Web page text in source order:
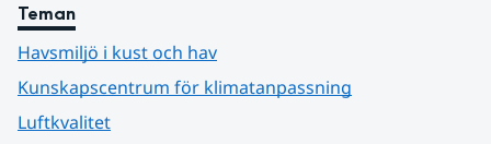
Teman
Havsmiljö i kust och hav
Kunskapscentrum för klimatanpassning
Luftkvalitet